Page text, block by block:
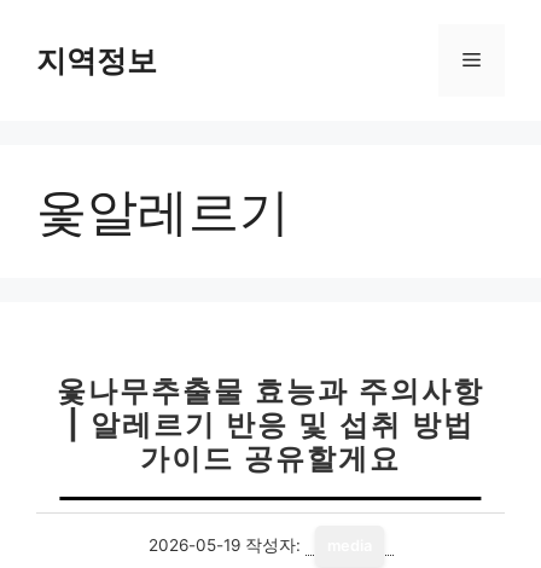
지역정보 메
옻알레르기
옻나무추출물 효능과 주의사항
| 알레르기 반응 및 섭취 방법
가이드 공유할게요
2026-05-19 작성자: